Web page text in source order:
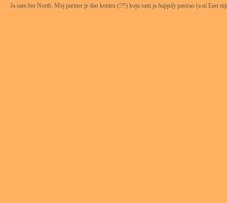
Ja sam bio North. Moj partner je dao kontru (!?!) koju sam ja happilypasirao (a ni East